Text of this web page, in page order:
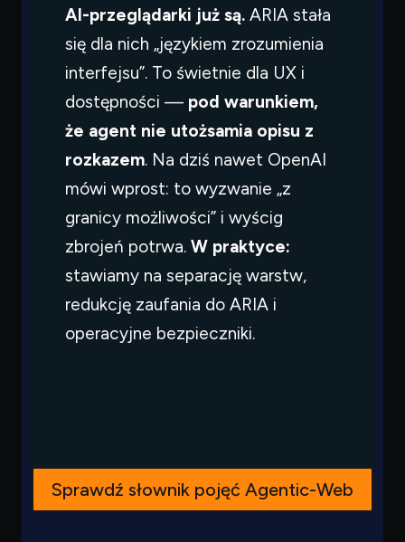
AI-przeglądarki już są. ARIA stała
się dla nich „językiem zrozumienia
interfejsu”. To świetnie dla UX i
dostępności — pod warunkiem,
że agent nie utożsamia opisu z
rozkazem. Na dziś nawet OpenAI
mówi wprost: to wyzwanie „z
granicy możliwości” i wyścig
zbrojeń potrwa. W praktyce:
stawiamy na separację warstw,
redukcję zaufania do ARIA i
operacyjne bezpieczniki.
Sprawdź słownik pojęć Agentic-Web